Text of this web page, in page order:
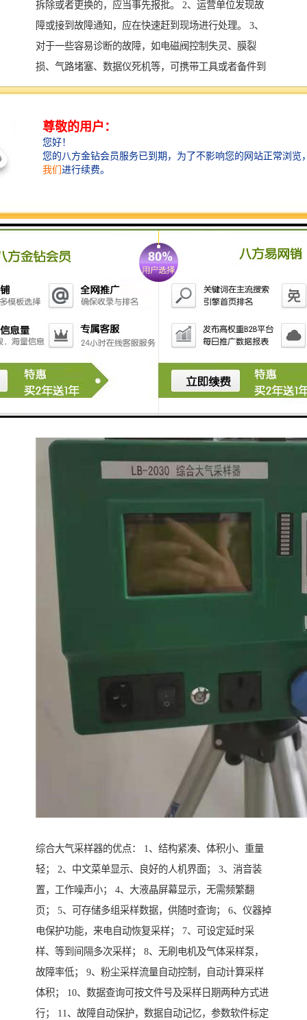
拆除或者更换的，应当事先报批。 2、运营单位发现故
障或接到故障通知，应在快速赶到现场进行处理。 3、
对于一些容易诊断的故障，如电磁阀控制失灵、膜裂
损、气路堵塞、数据仪死机等，可携带工具或者备件到
现场进行针对性的维修。 4、仪器经过维修后，在正常
测程序，按规定对仪器进行校准检查。若监测仪器进行
了更换，在正常使用和运行之前应对仪器进行一次校验
和比对实验。 5、若数据存储/控制仪发生故障，应快速
足够的备品备件及备用仪器，对其使用情况进行定期清
点，并根据实际需要，不断调整和补充各种备品备件及
备用仪器的存储数量。 7、在线监测设备因故障不能采
集、传输数据时，应及时向环境保护有关部门报告，必
要时采用人工方法进行监测。
综合大气采样器的优点： 1、结构紧凑、体积小、重量
轻； 2、中文菜单显示、良好的人机界面； 3、消音装
置，工作噪声小； 4、大液晶屏幕显示，无需频繁翻
页； 5、可存储多组采样数据，供随时查询； 6、仪器掉
电保护功能，来电自动恢复采样； 7、可设定延时采
样、等到间隔多次采样； 8、无刷电机及气体采样泵，
故障率低； 9、粉尘采样流量自动控制，自动计算采样
体积； 10、数据查询可按文件号及采样日期两种方式进
行； 11、故障自动保护，数据自动记忆，参数软件标定